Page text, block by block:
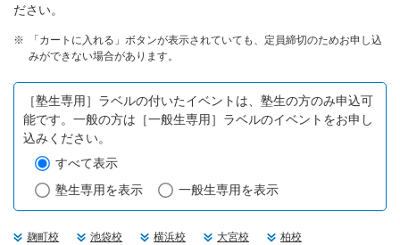
ださい。
「カートに入れる」ボタンが表示されていても、定員締切のためお申し込
みができない場合があります。
［塾生専用］ラベルの付いたイベントは、塾生の方のみ申込可
能です。一般の方は［一般生専用］ラベルのイベントをお申し
込みください。
すべて表示
塾生専用を表示
一般生専用を表示
麹町校 池袋校 横浜校 大宮校
柏校